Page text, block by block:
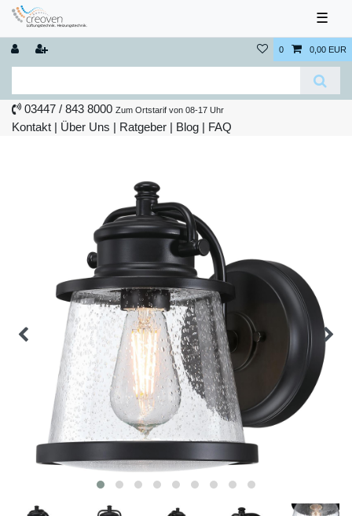
☰
0 0,00 EUR
03447 / 843 8000 Zum Ortstarif von 08-17 Uhr
Kontakt | Über Uns | Ratgeber | Blog | FAQ